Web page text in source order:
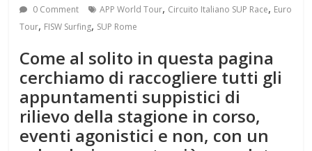
0 Comment
APP World Tour, Circuito Italiano SUP Race, Euro
Tour, FISW Surfing, SUP Rome
Come al solito in questa pagina
cerchiamo di raccogliere tutti gli
appuntamenti suppistici di
rilievo della stagione in corso,
eventi agonistici e non, con un